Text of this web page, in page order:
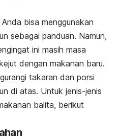
bisa menggunakan
sebagai panduan. Namun,
ini masih masa
dengan makanan baru.
takaran dan porsi
di atas. Untuk jenis-jenis
balita, berikut